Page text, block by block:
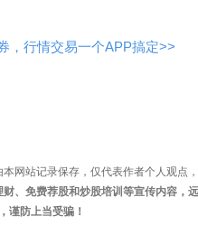
，行情交易一个APP搞定>>
网站记录保存，仅代表作者个人观点
财、免费荐股和炒股培训等宣传内容，
谨防上当受骗！